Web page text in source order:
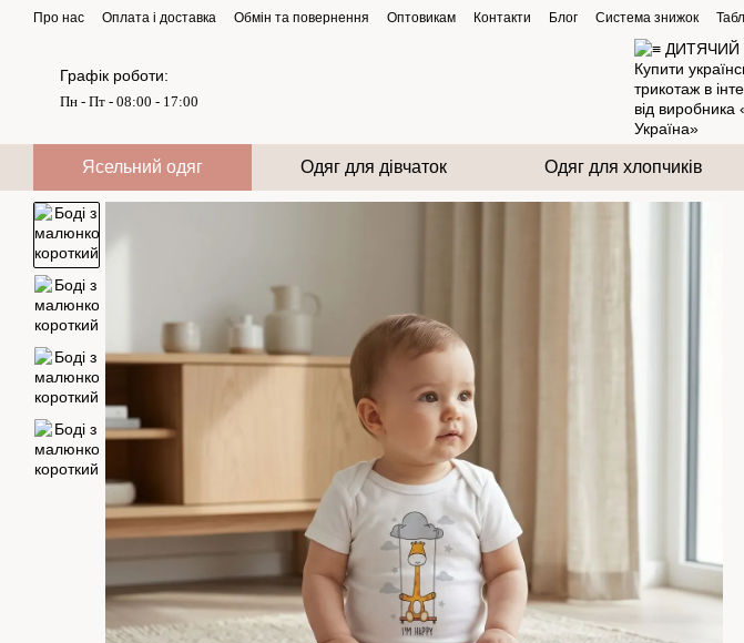
Перейти до основного контенту
Про нас Оплата і доставка Обмін та повернення Оптовикам Контакти Блог Система знижок
Графік роботи:
Пн - Пт - 08:00 - 17:00
Ясельний одяг Одяг для дівчаток Одяг для хлопчиків